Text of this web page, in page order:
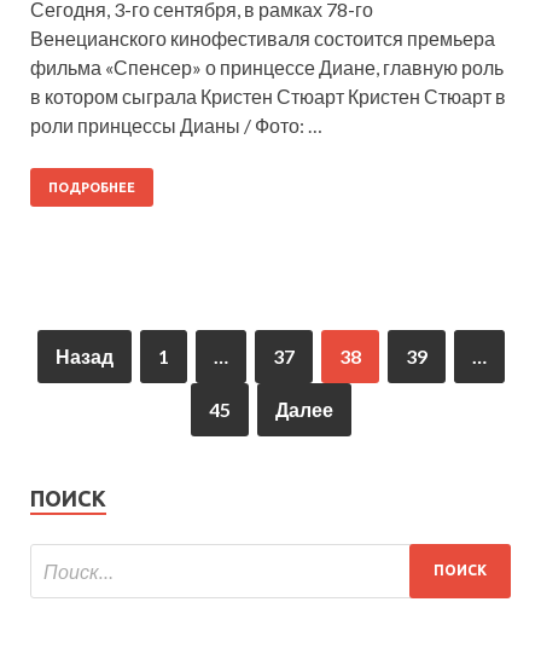
Сегодня, 3-го сентября, в рамках 78-го
Венецианского кинофестиваля состоится премьера
фильма «Спенсер» о принцессе Диане, главную роль
в котором сыграла Кристен Стюарт Кристен Стюарт в
роли принцессы Дианы / Фото: …
ПОДРОБНЕЕ
Назад 1 37 38 39
45 Далее
ПОИСК